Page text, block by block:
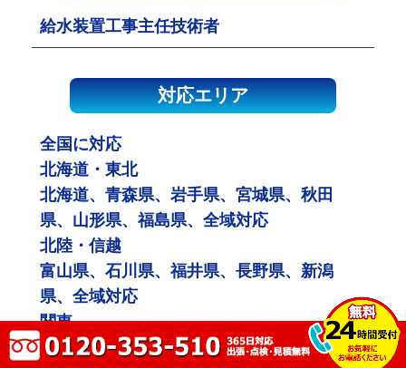
給水装置工事主任技術者
対応エリア
全国に対応
北海道・東北
北海道、青森県、岩手県、宮城県、秋田
県、山形県、福島県、全域対応
北陸・信越
富山県、石川県、福井県、長野県、新潟
県、全域対応
関東
茨城県、栃木県、群馬県、埼玉県、千葉